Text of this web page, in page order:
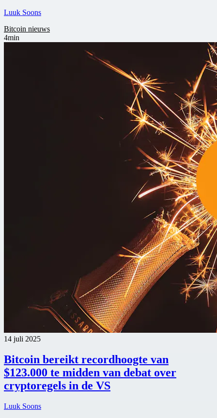
Luuk Soons
Bitcoin nieuws
4min
14 juli 2025
Bitcoin bereikt recordhoogte van
$123.000 te midden van debat over
cryptoregels in de VS
Luuk Soons